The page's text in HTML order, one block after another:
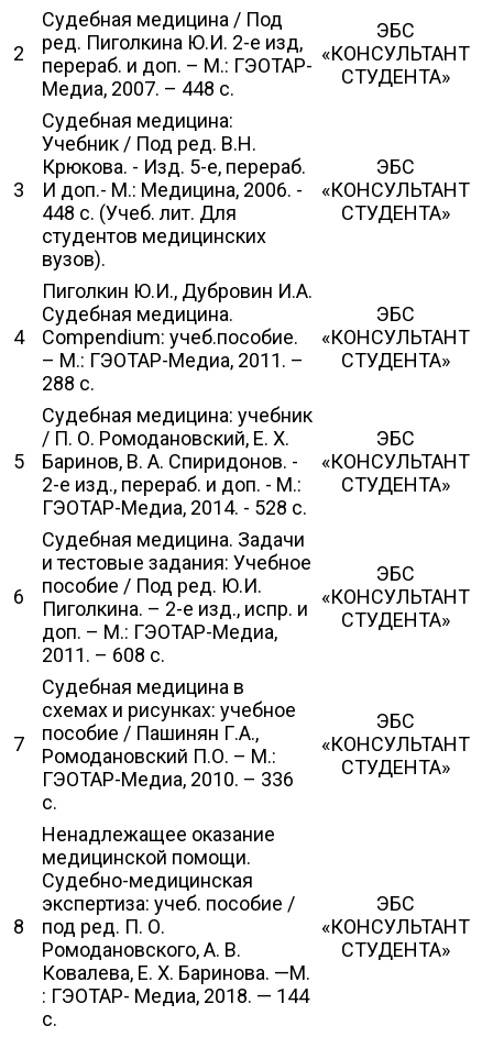
2
Судебная медицина / Под
ред. Пиголкина Ю.И. 2-е изд,
перераб. и доп. – М.: ГЭОТАР-
Медиа, 2007. – 448 с.
ЭБС
«КОНСУЛЬТАНТ
СТУДЕНТА»
3
Судебная медицина:
Учебник / Под ред. В.Н.
Крюкова. - Изд. 5-е, перераб.
И доп.- М.: Медицина, 2006. -
448 с. (Учеб. лит. Для
студентов медицинских
вузов).
ЭБС
«КОНСУЛЬТАНТ
СТУДЕНТА»
4
Пиголкин Ю.И., Дубровин И.А.
Судебная медицина.
Compendium: учеб.пособие.
– М.: ГЭОТАР-Медиа, 2011. –
288 с.
ЭБС
«КОНСУЛЬТАНТ
СТУДЕНТА»
5
Судебная медицина: учебник
/ П. О. Ромодановский, Е. Х.
Баринов, В. А. Спиридонов. -
2-е изд., перераб. и доп. - М.:
ГЭОТАР-Медиа, 2014. - 528 с.
ЭБС
«КОНСУЛЬТАНТ
СТУДЕНТА»
6
Судебная медицина. Задачи
и тестовые задания: Учебное
пособие / Под ред. Ю.И.
Пиголкина. – 2-е изд., испр. и
доп. – М.: ГЭОТАР-Медиа,
2011. – 608 с.
ЭБС
«КОНСУЛЬТАНТ
СТУДЕНТА»
7
Судебная медицина в
схемах и рисунках: учебное
пособие / Пашинян Г.А.,
Ромодановский П.О. – М.:
ГЭОТАР-Медиа, 2010. – 336
с.
ЭБС
«КОНСУЛЬТАНТ
СТУДЕНТА»
8
Ненадлежащее оказание
медицинской помощи.
Судебно-медицинская
экспертиза: учеб. пособие /
под ред. П. О.
Ромодановского, А. В.
Ковалева, Е. Х. Баринова. —М.
: ГЭОТАР- Медиа, 2018. — 144
с.
ЭБС
«КОНСУЛЬТАНТ
СТУДЕНТА»